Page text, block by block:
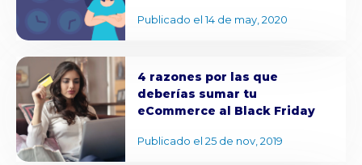
Publicado el 14 de may, 2020
Publicado el 25 de nov, 2019
4 razones por las que
deberías sumar tu
eCommerce al Black Friday